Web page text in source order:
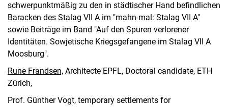
schwerpunktmäßig zu den in städtischer Hand befindlichen
Baracken des Stalag VII A im "mahn-mal: Stalag VII A"
sowie Beiträge im Band "Auf den Spuren verlorener
Identitäten. Sowjetische Kriegsgefangene im Stalag VII A
Moosburg".
Rune Frandsen, Architecte EPFL, Doctoral candidate, ETH
Zürich,
Prof. Günther Vogt, temporary settlements for